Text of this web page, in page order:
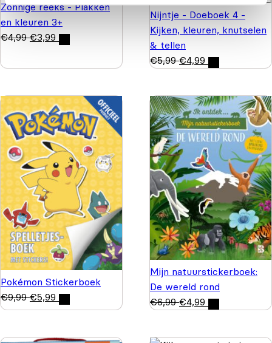
Zonnige reeks - Plakken
en kleuren 3+
€4,99 €3,99
Nijntje - Doeboek 4 -
Kijken, kleuren, knutselen
& tellen
€5,99 €4,99
Pokémon Stickerboek
€9,99 €5,99
Mijn natuurstickerboek:
De wereld rond
€6,99 €4,99